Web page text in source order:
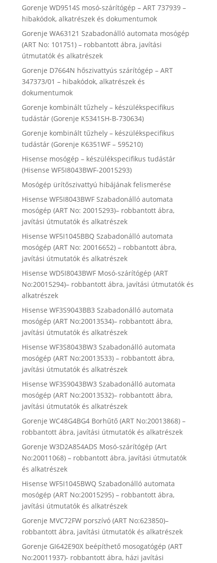
Gorenje WD9514S mosó-szárítógép – ART 737939 –
hibakódok, alkatrészek és dokumentumok
Gorenje WA63121 Szabadonálló automata mosógép
(ART No: 101751) – robbantott ábra, javítási
útmutatók és alkatrészek
Gorenje D7664N hőszivattyús szárítógép – ART
347373/01 – hibakódok, alkatrészek és
dokumentumok
Gorenje kombinált tűzhely – készülékspecifikus
tudástár (Gorenje K5341SH-B-730634)
Gorenje kombinált tűzhely – készülékspecifikus
tudástár (Gorenje K6351WF – 595210)
Hisense mosógép – készülékspecifikus tudástár
(Hisense WF5I8043BWF-20015293)
Mosógép ürítőszivattyú hibájának felismerése
Hisense WF5I8043BWF Szabadonálló automata
mosógép (ART No: 20015293)– robbantott ábra,
javítási útmutatók és alkatrészek
Hisense WF5I1045BBQ Szabadonálló automata
mosógép (ART No: 20016652) – robbantott ábra,
javítási útmutatók és alkatrészek
Hisense WD5I8043BWF Mosó-szárítógép (ART
No:20015294)– robbantott ábra, javítási útmutatók és
alkatrészek
Hisense WF3S9043BB3 Szabadonálló automata
mosógép (ART No:20013534)– robbantott ábra,
javítási útmutatók és alkatrészek
Hisense WF3S8043BW3 Szabadonálló automata
mosógép (ART No:20013533) – robbantott ábra,
javítási útmutatók és alkatrészek
Hisense WF3S9043BW3 Szabadonálló automata
mosógép (ART No:20013532)– robbantott ábra,
javítási útmutatók és alkatrészek
Gorenje WC48G4BG4 Borhűtő (ART No:20013868) –
robbantott ábra, javítási útmutatók és alkatrészek
Gorenje W3D2A854ADS Mosó-szárítógép (Art
No:20011068) – robbantott ábra, javítási útmutatók
és alkatrészek
Hisense WF5I1045BWQ Szabadonálló automata
mosógép (ART No:20015295) – robbantott ábra,
javítási útmutatók és alkatrészek
Gorenje MVC72FW porszívó (ART No:623850)–
robbantott ábra, javítási útmutatók és alkatrészek
Gorenje GI642E90X beépíthető mosogatógép (ART
No:20011937)- robbantott ábra, házi javítási